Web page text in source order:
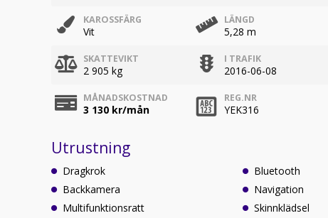
KAROSSFÄRG
Vit
LÄNGD
5,28 m
SKATTEVIKT
2 905 kg
I TRAFIK
2016-06-08
MÅNADSKOSTNAD
3 130 kr/mån
REG.NR
YEK316
Utrustning
Dragkrok
Backkamera
Multifunktionsratt
Bluetooth
Navigation
Skinnklädsel